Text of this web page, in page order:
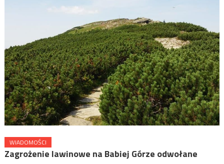
WIADOMOŚCI
Zagrożenie lawinowe na Babiej Górze odwołane